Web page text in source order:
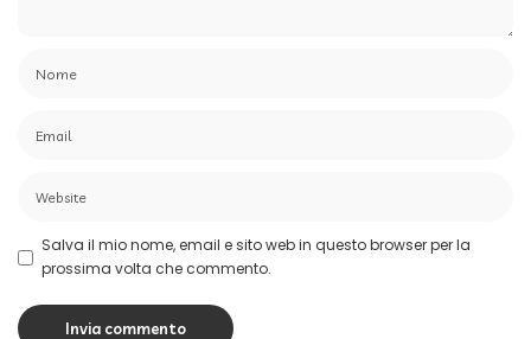
Salva il mio nome, email e sito web in questo browser per la
prossima volta che commento.